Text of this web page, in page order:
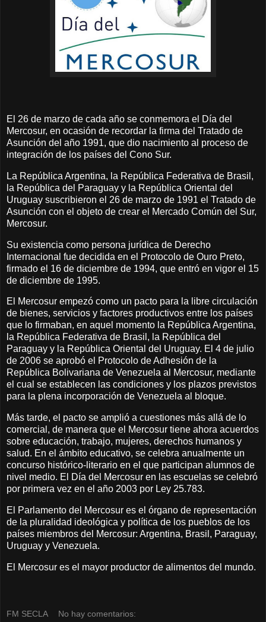
El 26 de marzo de cada año se conmemora el Día del
Mercosur, en ocasión de recordar la firma del Tratado de
Asunción del año 1991, que dio nacimiento al proceso de
integración de los países del Cono Sur.
La República Argentina, la República Federativa de Brasil,
la República del Paraguay y la República Oriental del
Uruguay suscribieron el 26 de marzo de 1991 el Tratado de
Asunción con el objeto de crear el Mercado Común del Sur,
Mercosur.
Su existencia como persona jurídica de Derecho
Internacional fue decidida en el Protocolo de Ouro Preto,
firmado el 16 de diciembre de 1994, que entró en vigor el 15
de diciembre de 1995.
El Mercosur empezó como un pacto para la libre circulación
de bienes, servicios y factores productivos entre los países
que lo firmaban, en aquel momento la República Argentina,
la República Federativa de Brasil, la República del
Paraguay y la República Oriental del Uruguay. El 4 de julio
de 2006 se aprobó el Protocolo de Adhesión de la
República Bolivariana de Venezuela al Mercosur, mediante
el cual se establecen las condiciones y los plazos previstos
para la plena incorporación de Venezuela al bloque.
Más tarde, el pacto se amplió a cuestiones más allá de lo
comercial, de manera que el Mercosur tiene ahora acuerdos
sobre educación, trabajo, mujeres, derechos humanos y
salud. En el ámbito educativo, se celebra anualmente un
concurso histórico-literario en el que participan alumnos de
nivel medio. El Día del Mercosur en las escuelas se celebró
por primera vez en el año 2003 por Ley 25.783.
El Parlamento del Mercosur es el órgano de representación
de la pluralidad ideológica y política de los pueblos de los
países miembros del Mercosur: Argentina, Brasil, Paraguay,
Uruguay y Venezuela.
El Mercosur es el mayor productor de alimentos del mundo.
FM SECLA No hay comentarios: